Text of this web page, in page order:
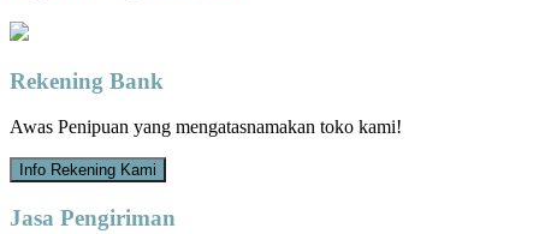
Rekening Bank
Awas Penipuan yang mengatasnamakan toko kami!
Info Rekening Kami
Jasa Pengiriman